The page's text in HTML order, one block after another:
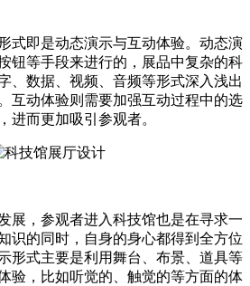
式即是动态演示与互动体验。动态演
钮等手段来进行的，展品中复杂的科
、数据、视频、音频等形式深入浅出
互动体验则需要加强互动过程中的选
进而更加吸引参观者。
展，参观者进入科技馆也是在寻求一
识的同时，自身的身心都得到全方位
形式主要是利用舞台、布景、道具等
验，比如听觉的、触觉的等方面的体